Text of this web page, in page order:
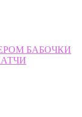
БАБОЧКИ